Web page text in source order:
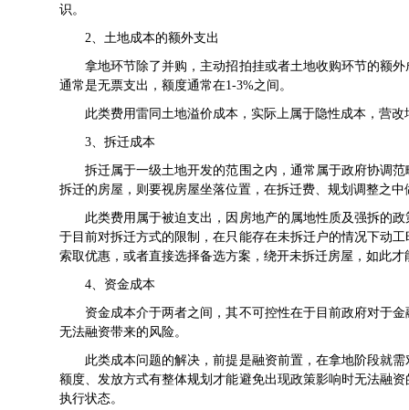
识。
2、土地成本的额外支出
拿地环节除了并购，主动招拍挂或者土地收购环节的额外
通常是无票支出，额度通常在1-3%之间。
此类费用雷同土地溢价成本，实际上属于隐性成本，营改
3、拆迁成本
拆迁属于一级土地开发的范围之内，通常属于政府协调范
拆迁的房屋，则要视房屋坐落位置，在拆迁费、规划调整之
此类费用属于被迫支出，因房地产的属地性质及强拆的政
于目前对拆迁方式的限制，在只能存在未拆迁户的情况下动
索取优惠，或者直接选择备选方案，绕开未拆迁房屋，如此才
4、资金成本
资金成本介于两者之间，其不可控性在于目前政府对于金
无法融资带来的风险。
此类成本问题的解决，前提是融资前置，在拿地阶段就需
额度、发放方式有整体规划才能避免出现政策影响时无法融
执行状态。